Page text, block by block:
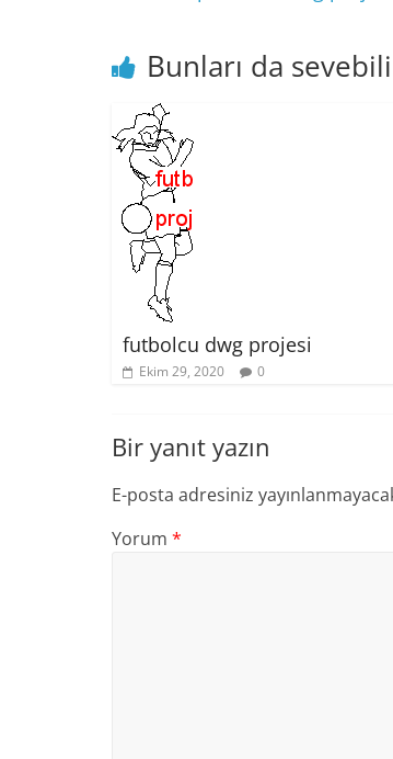
Bunları da
futbolcu dwg projesi
Ekim 29, 2020 0
Bir yanıt yazın
E-posta adresiniz
Yorum *